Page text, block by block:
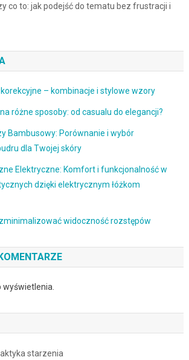
co to: jak podejść do tematu bez frustracji i
– kombinacje i stylowe wzory
różne sposoby: od casualu do elegancji?
Bambusowy: Porównanie i wybór
dla Twojej skóry
Elektryczne: Komfort i funkcjonalność w
dzięki elektrycznym łóżkom
widoczność rozstępów
starzenia